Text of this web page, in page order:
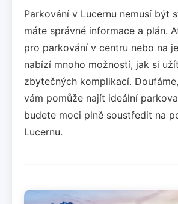
Parkování v Lucernu nemusí být
máte správné informace a plán.
pro parkování v centru nebo na
nabízí mnoho možností, jak si
zbytečných komplikací.
vám pomůže najít ideální
budete moci plně soustředit na
Lucernu.